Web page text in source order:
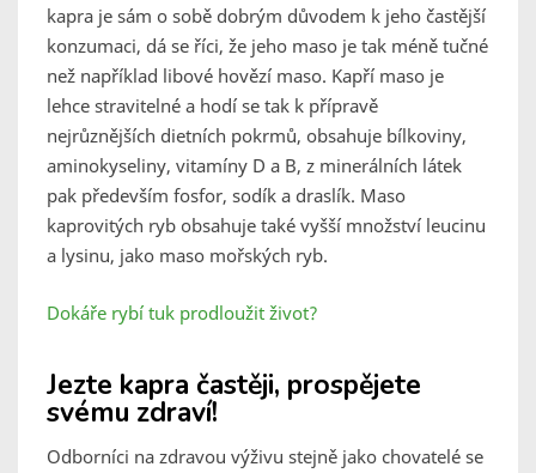
kapra je sám o sobě dobrým důvodem k jeho častější
konzumaci, dá se říci, že jeho maso je tak méně tučné
než například libové hovězí maso. Kapří maso je
lehce stravitelné a hodí se tak k přípravě
nejrůznějších dietních pokrmů, obsahuje bílkoviny,
aminokyseliny, vitamíny D a B, z minerálních látek
pak především fosfor, sodík a draslík. Maso
kaprovitých ryb obsahuje také vyšší množství leucinu
a lysinu, jako maso mořských ryb.
Dokáře rybí tuk prodloužit život?
Jezte kapra častěji, prospějete
svému zdraví!
Odborníci na zdravou výživu stejně jako chovatelé se